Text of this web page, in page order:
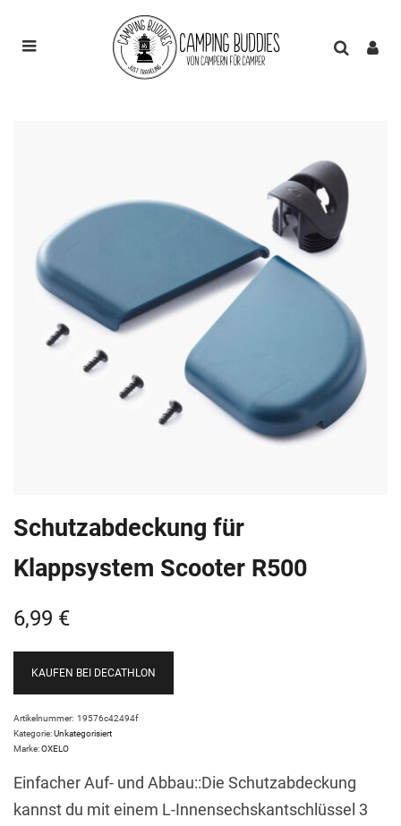
Schutzabdeckung für
Klappsystem Scooter R500
6,99 €
Einfacher Auf- und Abbau::Die Schutzabdeckung
kannst du mit einem L-Innensechskantschlüssel 3
KAUFEN BEI DECATHLON
Artikelnummer: 19576c42494f
Kategorie:Unkategorisiert
Marke:OXELO